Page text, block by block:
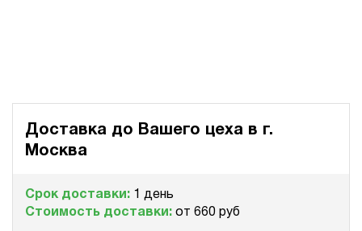
Доставка до Вашего цеха в г.
Москва
Срок доставки: 1 день
Стоимость доставки: от 660 руб